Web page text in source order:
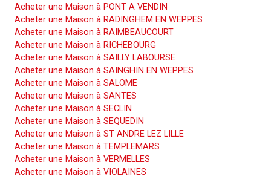
Acheter une Maison à PONT A VENDIN
Acheter une Maison à RADINGHEM EN WEPPES
Acheter une Maison à RAIMBEAUCOURT
Acheter une Maison à RICHEBOURG
Acheter une Maison à SAILLY LABOURSE
Acheter une Maison à SAINGHIN EN WEPPES
Acheter une Maison à SALOME
Acheter une Maison à SANTES
Acheter une Maison à SECLIN
Acheter une Maison à SEQUEDIN
Acheter une Maison à ST ANDRE LEZ LILLE
Acheter une Maison à TEMPLEMARS
Acheter une Maison à VERMELLES
Acheter une Maison à VIOLAINES